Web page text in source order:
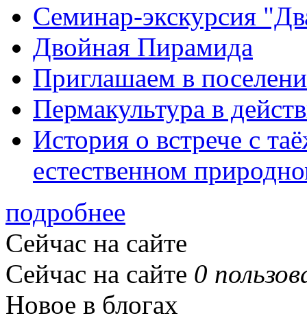
Семинар-экскурсия
Двойная Пирамида
Приглашаем в
Пермакультура в
История о встрече с
естественном
подробнее
Сейчас на сайте
Сейчас на сайте 0
Новое в блогах